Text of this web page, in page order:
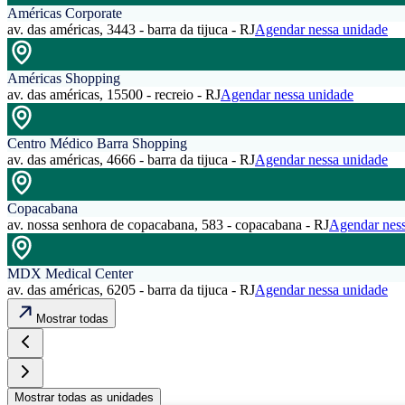
Américas Corporate
av. das américas, 3443 - barra da tijuca - RJAgendar nessa unidade
Américas Shopping
av. das américas, 15500 - recreio - RJAgendar nessa unidade
Centro Médico Barra Shopping
av. das américas, 4666 - barra da tijuca - RJAgendar nessa unidade
Copacabana
av. nossa senhora de copacabana, 583 - copacabana - RJAgendar
MDX Medical Center
av. das américas, 6205 - barra da tijuca - RJAgendar nessa unidade
Mostrar todas
Mostrar todas as unidades